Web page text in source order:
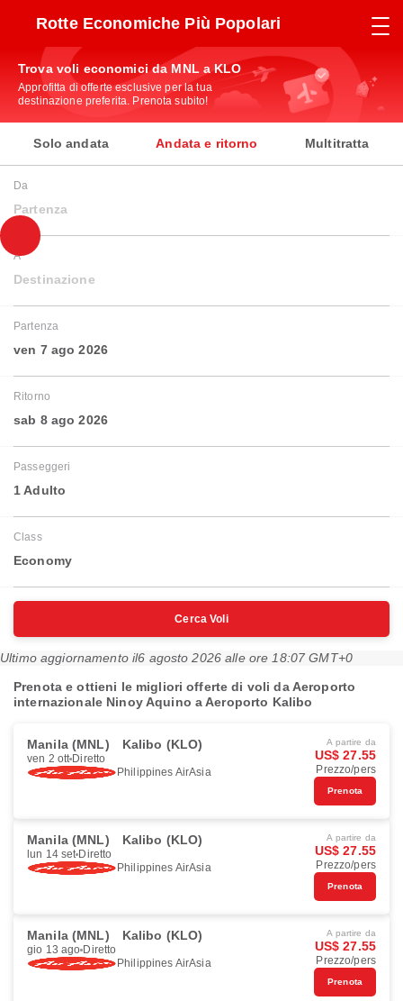
Rotte Economiche Più Popolari
Trova voli economici da MNL a KLO
Approfitta di offerte esclusive per la tua
destinazione preferita. Prenota subito!
Solo andata Andata e ritorno Multitratta
Da
Partenza
A
Destinazione
Partenza
ven 7 ago 2026
Ritorno
sab 8 ago 2026
Passeggeri
1 Adulto
Class
Economy
Cerca Voli
Ultimo aggiornamento il6 agosto 2026 alle ore 18:07 GMT+0
Prenota e ottieni le migliori offerte di voli da Aeroporto
internazionale Ninoy Aquino a Aeroporto Kalibo
Manila (MNL) Kalibo (KLO)
ven 2 ott Diretto
Philippines AirAsia
A partire da
US$ 27.55
Prezzo/pers
Prenota
Manila (MNL) Kalibo (KLO)
lun 14 set Diretto
Philippines AirAsia
A partire da
US$ 27.55
Prezzo/pers
Prenota
Manila (MNL) Kalibo (KLO)
gio 13 ago Diretto
Philippines AirAsia
A partire da
US$ 27.55
Prezzo/pers
Prenota